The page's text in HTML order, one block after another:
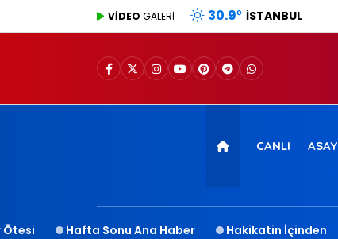
VİDEO GALERİ 30.9° İSTANBUL
CANLI
Ötesi Hafta Sonu Ana Haber Hakikatin İçinden